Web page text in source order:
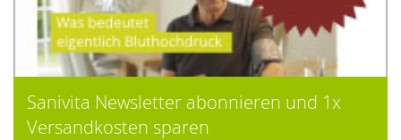
Sanivita Newsletter abonnieren und 1x
Versandkosten sparen